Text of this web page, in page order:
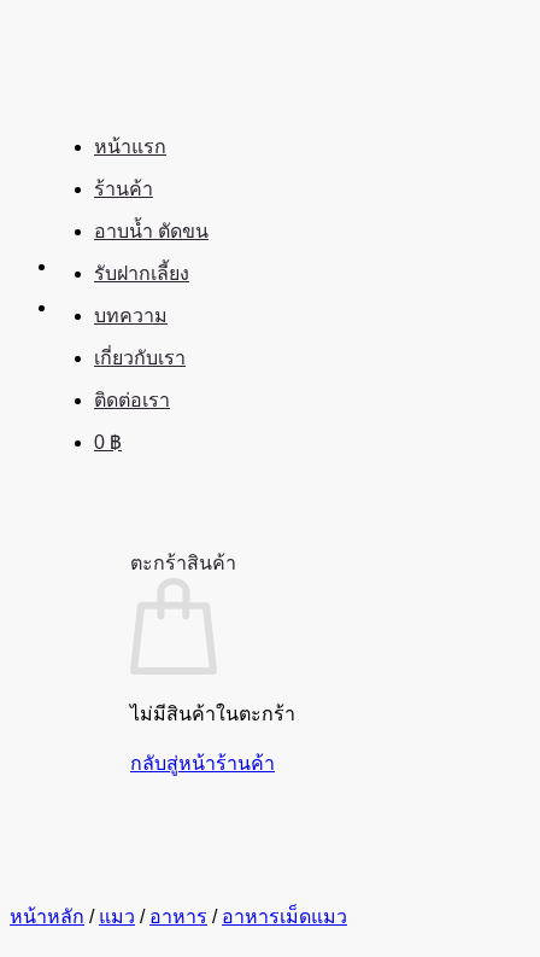
หน้าแรก
ร้านค้า
อาบน้ำ ตัดขน
รับฝากเลี้ยง
บทความ
เกี่ยวกับเรา
ติดต่อเรา
0 ฿
ตะกร้าสินค้า
ไม่มีสินค้าในตะกร้า
กลับสู่หน้าร้านค้า
หน้าหลัก / แมว / อาหาร / อาหารเม็ดแมว